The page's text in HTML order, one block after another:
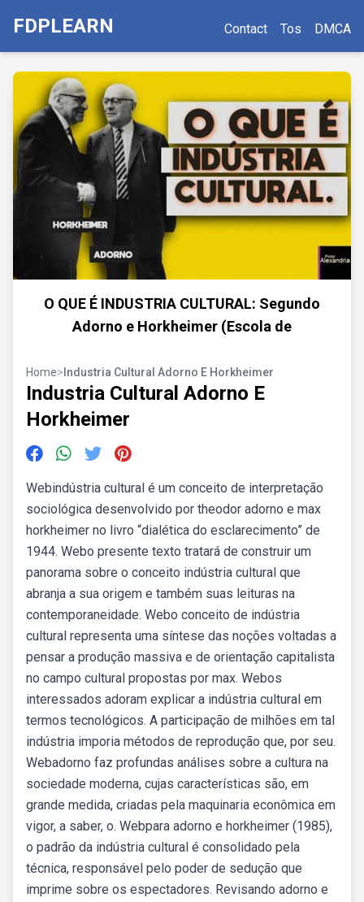
FDPLEARN Contact Tos DMCA
O QUE É INDUSTRIA CULTURAL: Segundo
Adorno e Horkheimer (Escola de
Home> Industria Cultural Adorno E Horkheimer
Industria Cultural Adorno E
Horkheimer
Webindústria cultural é um conceito de interpretação
sociológica desenvolvido por theodor adorno e max
horkheimer no livro “dialética do esclarecimento” de
1944. Webo presente texto tratará de construir um
panorama sobre o conceito indústria cultural que
abranja a sua origem e também suas leituras na
contemporaneidade. Webo conceito de indústria
cultural representa uma síntese das noções voltadas a
pensar a produção massiva e de orientação capitalista
no campo cultural propostas por max. Webos
interessados adoram explicar a indústria cultural em
termos tecnológicos. A participação de milhões em tal
indústria imporia métodos de reprodução que, por seu.
Webadorno faz profundas análises sobre a cultura na
sociedade moderna, cujas características são, em
grande medida, criadas pela maquinaria econômica em
vigor, a saber, o. Webpara adorno e horkheimer (1985),
o padrão da indústria cultural é consolidado pela
técnica, responsável pelo poder de sedução que
imprime sobre os espectadores. Revisando adorno e